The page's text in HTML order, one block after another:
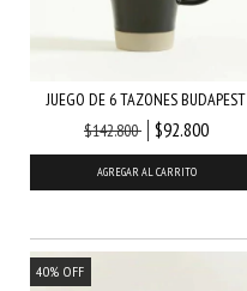
JUEGO DE 6 TAZONES BUDAPEST
$142.800
$92.800
AGREGAR AL CARRITO
40% OFF